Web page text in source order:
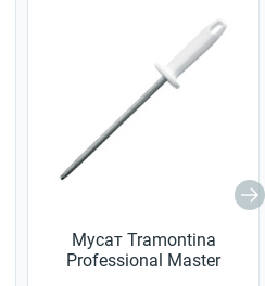
Мусат Tramontina
Professional Master